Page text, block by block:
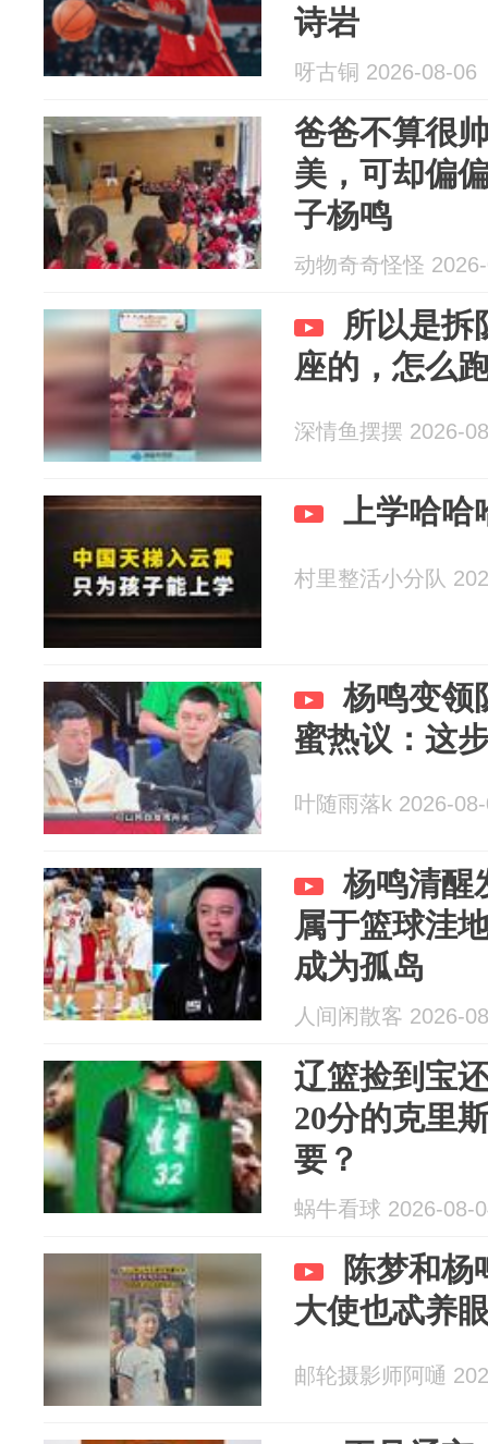
诗岩
呀古铜 2026-08-06
爸爸不算很
美，可却偏
子杨鸣
动物奇奇怪怪
所以是拆
座的，怎么
深情鱼摆摆 2026-
上学哈哈
村里整活小分队
杨鸣变领
蜜热议：这
叶随雨落k 2026-
杨鸣清醒
属于篮球洼
成为孤岛
人间闲散客 2026-
辽篮捡到宝
20分的克里
要？
蜗牛看球 2026-08-
陈梦和杨
大使也忒养
邮轮摄影师阿嗵